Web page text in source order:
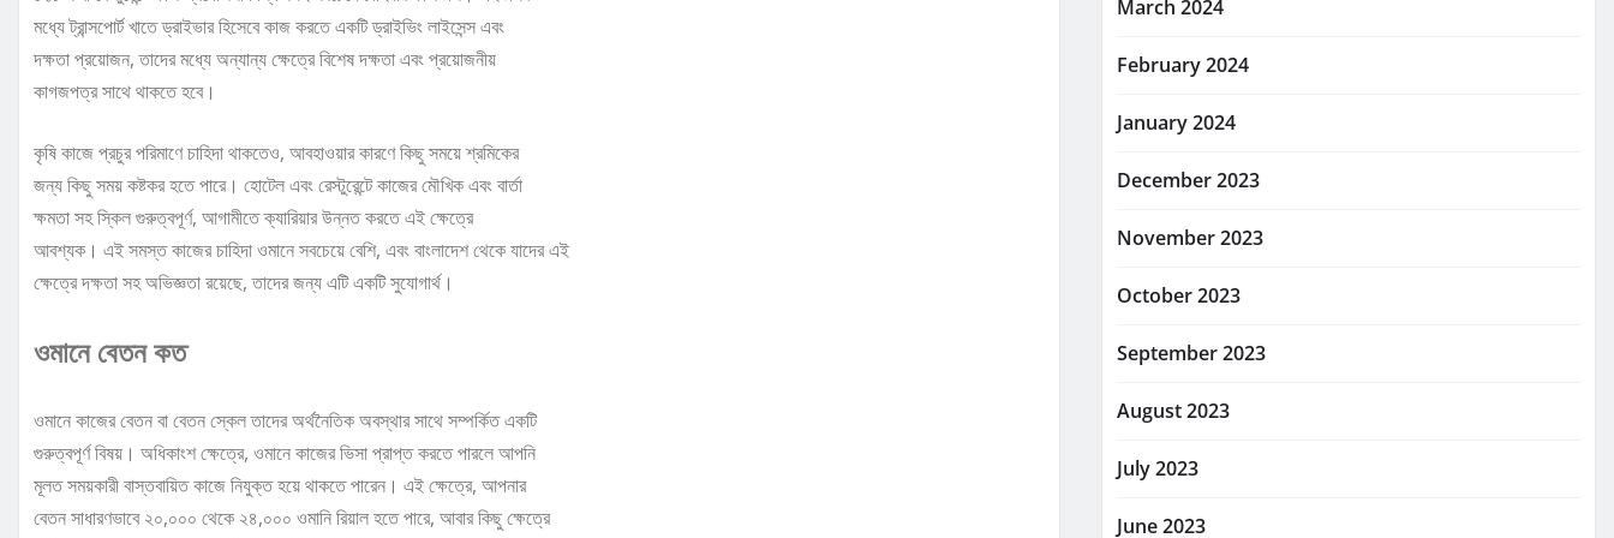
মধ্যে ট্রান্সপোর্ট খাতে ড্রাইভার হিসেবে কাজ করতে একটি ড্রাইভিং লাইসেন্স এবং
দক্ষতা প্রয়োজন, তাদের মধ্যে অন্যান্য ক্ষেত্রে বিশেষ দক্ষতা এবং প্রয়োজনীয়
কাগজপত্র সাথে থাকতে হবে।
কৃষি কাজে প্রচুর পরিমাণে চাহিদা থাকতেও, আবহাওয়ার কারণে কিছু সময়ে শ্রমিকের
জন্য কিছু সময় কষ্টকর হতে পারে। হোটেল এবং রেস্টুরেন্টে কাজের মৌখিক এবং বার্তা
ক্ষমতা সহ স্কিল গুরুত্বপূর্ণ, আগামীতে ক্যারিয়ার উন্নত করতে এই ক্ষেত্রে
আবশ্যক। এই সমস্ত কাজের চাহিদা ওমানে সবচেয়ে বেশি, এবং বাংলাদেশ থেকে যাদের এই
ক্ষেত্রে দক্ষতা সহ অভিজ্ঞতা রয়েছে, তাদের জন্য এটি একটি সুযোগার্থ।
ওমানে বেতন কত
ওমানে কাজের বেতন বা বেতন স্কেল তাদের অর্থনৈতিক অবস্থার সাথে সম্পর্কিত একটি
গুরুত্বপূর্ণ বিষয়। অধিকাংশ ক্ষেত্রে, ওমানে কাজের ভিসা প্রাপ্ত করতে পারলে আপনি
মূলত সময়কারী বাস্তবায়িত কাজে নিযুক্ত হয়ে থাকতে পারেন। এই ক্ষেত্রে, আপনার
বেতন সাধারণভাবে ২০,০০০ থেকে ২৪,০০০ ওমানি রিয়াল হতে পারে, আবার কিছু ক্ষেত্রে
March 2024
February 2024
January 2024
December 2023
November 2023
October 2023
September 2023
August 2023
July 2023
June 2023